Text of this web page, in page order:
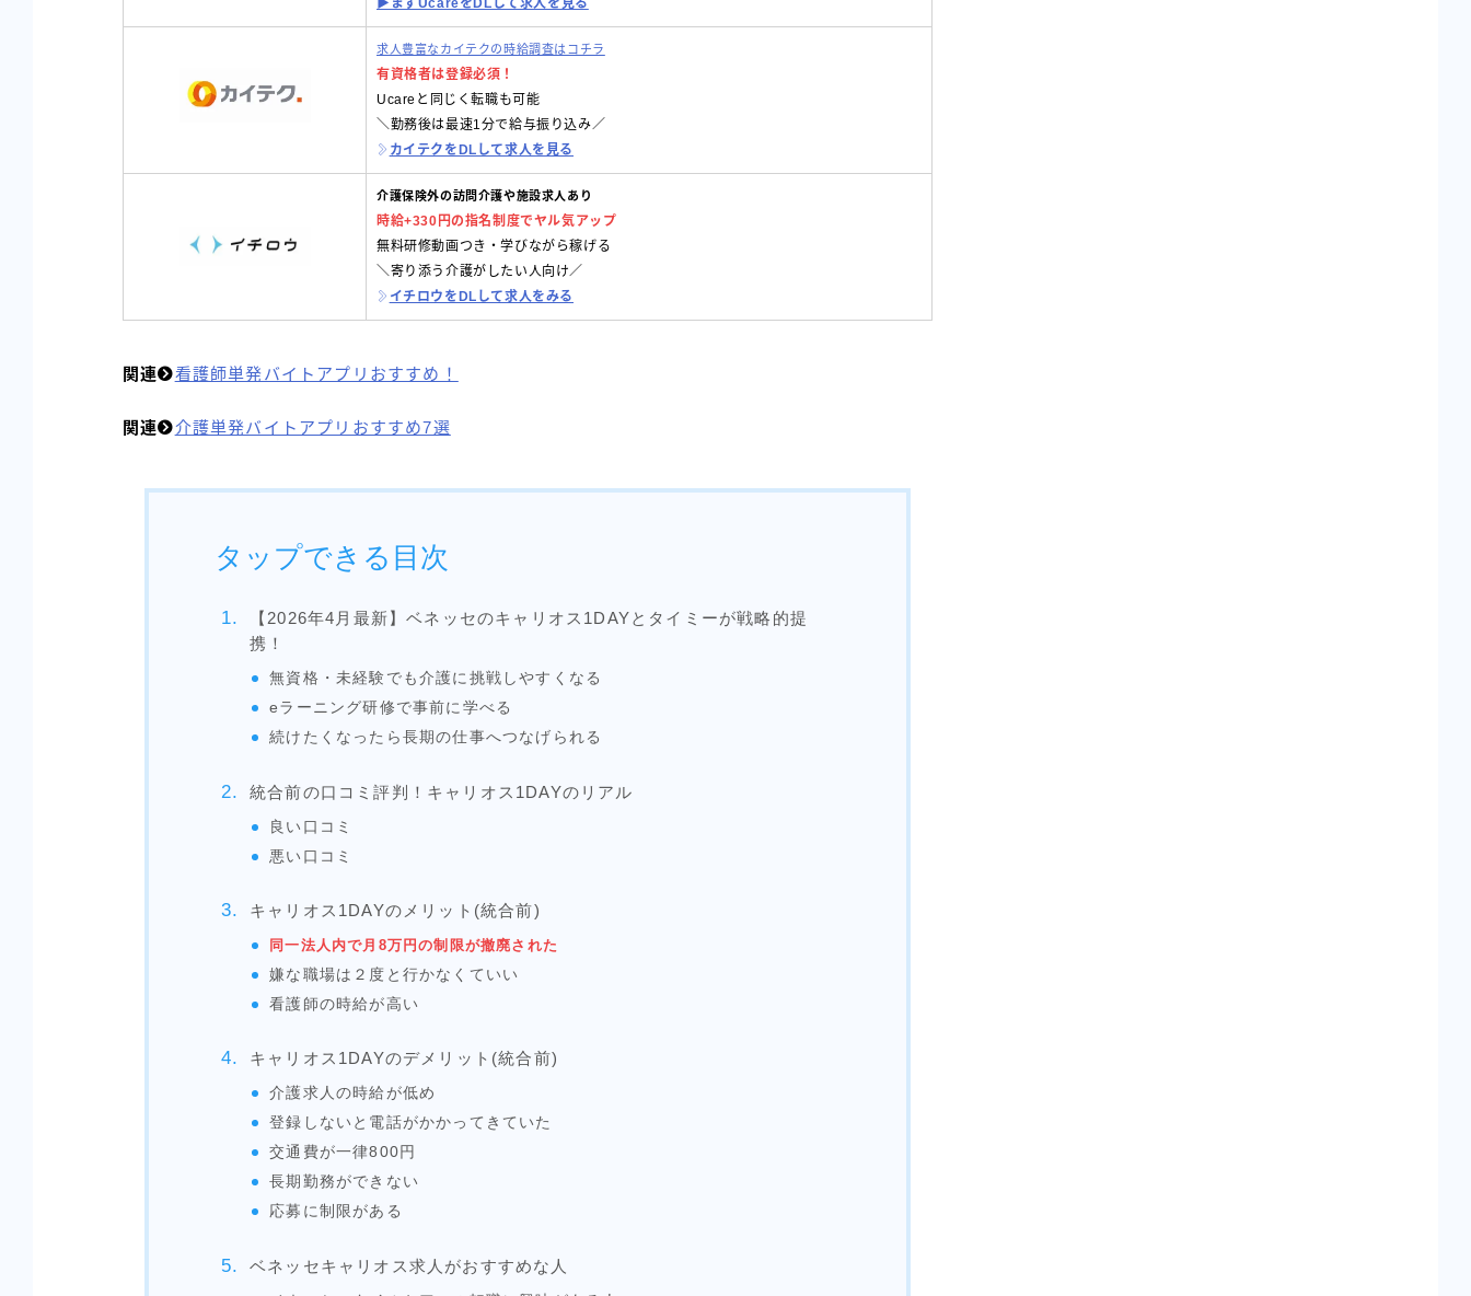
▶︎まずUcareをDLして求人を見る
求人豊富なカイテクの時給調査はコチラ
有資格者は登録必須！
Ucareと同じく転職も可能
＼勤務後は最速1分で給与振り込み／
カイテクをDLして求人を見る
介護保険外の訪問介護や施設求人あり
時給+330円の指名制度でヤル気アップ
無料研修動画つき・学びながら稼げる
＼寄り添う介護がしたい人向け／
イチロウをDLして求人をみる
関連 看護師単発バイトアプリおすすめ！
関連 介護単発バイトアプリおすすめ7選
タップできる目次
【2026年4月最新】ベネッセのキャリオス1DAYとタイミーが戦略的提
携！
無資格・未経験でも介護に挑戦しやすくなる
eラーニング研修で事前に学べる
続けたくなったら長期の仕事へつなげられる
統合前の口コミ評判！キャリオス1DAYのリアル
良い口コミ
悪い口コミ
キャリオス1DAYのメリット(統合前)
同一法人内で月8万円の制限が撤廃された
嫌な職場は２度と行かなくていい
看護師の時給が高い
キャリオス1DAYのデメリット(統合前)
介護求人の時給が低め
登録しないと電話がかかってきていた
交通費が一律800円
長期勤務ができない
応募に制限がある
ベネッセキャリオス求人がおすすめな人